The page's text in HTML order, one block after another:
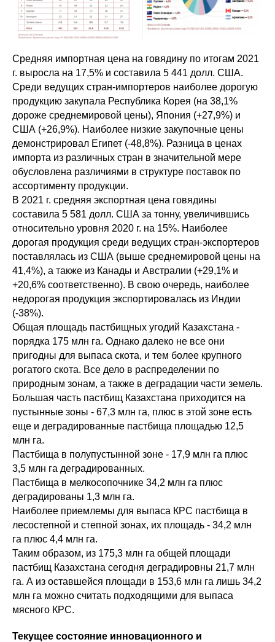
Средняя импортная цена на говядину по итогам 2021
г. выросла на 17,5% и составила 5 441 долл. США.
Среди ведущих стран-импортеров наиболее дорогую
продукцию закупала Республика Корея (на 38,1%
дороже среднемировой цены), Япония (+27,9%) и
США (+26,9%). Наиболее низкие закупочные цены
демонстрировал Египет (-48,8%). Разница в ценах
импорта из различных стран в значительной мере
обусловлена различиями в структуре поставок по
ассортименту продукции.
В 2021 г. средняя экспортная цена говядины
составила 5 581 долл. США за тонну, увеличившись
относительно уровня 2020 г. на 15%. Наиболее
дорогая продукция среди ведущих стран-экспортеров
поставлялась из США (выше среднемировой цены на
41,4%), а также из Канады и Австралии (+29,1% и
+20,6% соответственно). В свою очередь, наиболее
недорогая продукция экспортировалась из Индии
(-38%).
Общая площадь пастбищных угодий Казахстана -
порядка 175 млн га. Однако далеко не все они
пригодны для выпаса скота, и тем более крупного
рогатого скота. Все дело в распределении по
природным зонам, а также в деградации части земель.
Большая часть пастбищ Казахстана приходится на
пустынные зоны - 67,3 млн га, плюс в этой зоне есть
еще и деградированные пастбища площадью 12,5
млн га.
Пастбища в полупустынной зоне - 17,9 млн га плюс
3,5 млн га деградированных.
Пастбища в мелкосопочнике 34,2 млн га плюс
деградированы 1,3 млн га.
Наиболее приемлемы для выпаса КРС пастбища в
лесостепной и степной зонах, их площадь - 34,2 млн
га плюс 4,4 млн га.
Таким образом, из 175,3 млн га общей площади
пастбищ Казахстана сегодня деградировны 21,7 млн
га. А из оставшейся площади в 153,6 млн га лишь 34,2
млн га можно считать подходящими для выпаса
мясного КРС.
Текущее состояние инновационного и